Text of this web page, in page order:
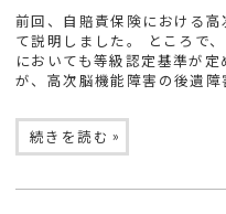
前回、自賠責保険における
て説明しました。 ところで
においても等級認定基準が
が、高次脳機能障害の後遺
続きを読む »